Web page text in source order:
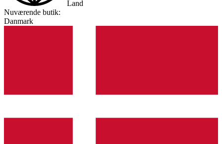
Land
Nuværende butik:
Danmark